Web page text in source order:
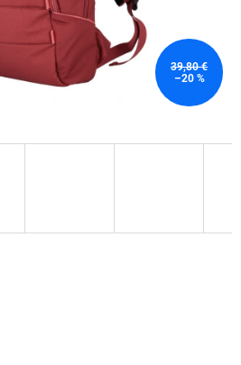
39,80 €
–20 %